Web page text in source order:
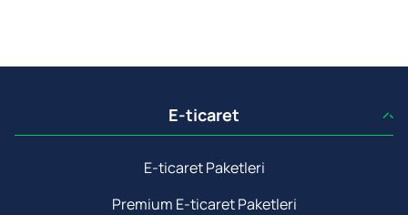
E-ticaret
E-ticaret Paketleri
Premium E-ticaret Paketleri